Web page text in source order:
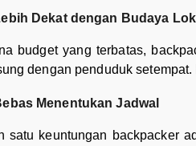
Dekat dengan Budaya
budget yang terbatas,
dengan penduduk
Menentukan Jadwal
satu keuntungan backpacker